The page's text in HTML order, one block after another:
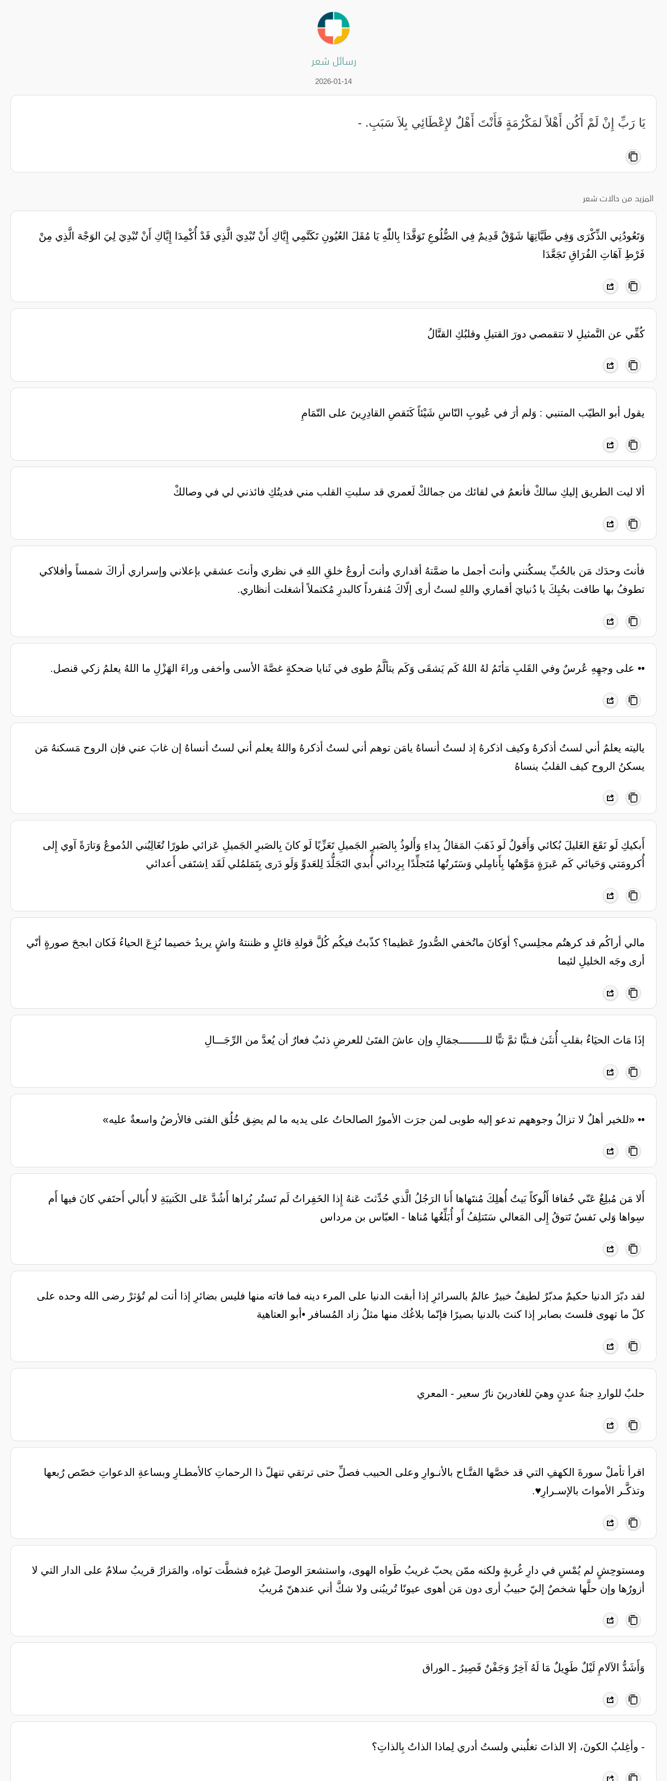
رسائل شعر
2026-01-14
‏يَا رَبِّ إِنْ لَمْ أَكُن أَهْلاً لمَكْرُمَةٍ ‏فَأَنْتَ أَهْلٌ لإِعْطَائِي بِلاَ سَبَبِ. -
المزيد من حالات شعر
وَتَعُودُنِي الذِّكْرَى وَفِي طَيَّاتِهَا شَوْقٌ قَدِيمٌ فِي الضُّلُوعِ تَوَقَّدَا بِاللّٰهِ يَا مُقَلَ العُيُونِ تَكَتَّمِي إِيَّاكِ أَنْ تُبْدِيَ الَّذِي قَدْ أُكْمِدَا إِيَّاكِ أَنْ تُبْدِيَ لِيَ الوَجْهَ الَّذِي مِنْ
فَرْطِ آهَاتِ الفُرَاقِ تَجَعَّدَا
‏كُفِّي عن التَّمثيلِ لا تتقمصي دورَ القتيلِ وقلبُكِ القتَّالُ
‏يقول أبو الطيّب المتنبي : ‏وَلم أرَ في عُيوبِ النّاسِ شَيْئاً ‏كَنَقصِ القادِرِينَ على التّمَامِ
‏ألا ليت الطريق إليكِ سالكْ فأنعمُ في لقائك من جمالكْ لَعمري قد سلبتِ القلب مني فديتُكِ فائذني لي في وصالكْ
فأنتَ وحدَك مَن بالحُبِّ يسكُنني وأنتَ أجمل ما ضمَّتهُ أقداري وأنتَ أروعُ خلقِ اللهِ في نظري وأنتَ عشقي بإعلاني وإسراري أراكَ شمساً وأفلاكي
تطوفُ بها طافت بحُبِكَ يا دُنيايَ أقماري واللهِ لستُ أرى إلّاكَ مُنفرداً كالبدرِ مُكتملاً أشغلت أنظاري.
•• على وجهِهِ عُرسٌ وفي القَلبِ مَأتَمُ لهُ اللهُ كَم يَشقَى وَكَم يتألَّمُ طوى في ثَنايا ضحكةٍ غصَّةَ الأسى وأخفى وراءَ الهَزْلِ ما اللهُ يعلمُ زكي قنصل.
ياليته يعلمُ أني لستُ أذكرهُ وكيف اذكرهُ إذ لستُ أنساهُ يامَن توهم أني لستُ أذكرهُ واللهُ يعلم أني لستُ أنساهُ إن غابَ عني فإن الروح مَسكنهُ مَن
يسكنُ الروح كيف القلبُ ينساهُ
أَبكيكِ لَو نَقَعَ الغَليلَ بُكائي وَأَقولُ لَو ذَهَبَ المَقالُ بِداءِ وَأَلوذُ بِالصَبرِ الجَميلِ تَعَزِّيًا لَو كانَ بِالصَبرِ الجَميلِ عَزائي طورًا تُغَالِبُني الدُموعُ وَتارَةً آوي إِلى
أُكرومَتي وَحَيائي كَم عَبرَةٍ مَوَّهتُها بِأَنامِلي وَسَتَرتُها مُتَجلِّدًا بِرِدائي أُبدي التَجَلُّدَ لِلعَدوِّ وَلَو دَرى بِتَمَلمُلي لَقَد اِشتَفى أَعدائي
مالي أراكُم قد كرهتُم مجلِسي؟ أوَكانَ ماتُخفي الصُّدورُ عَظيما؟ كذّبتُ فيكُم كُلَّ قولةِ قائلٍ و ظننتهُ واشٍ يريدُ خصيما نُزِعَ الحياءُ فَكان ابجحَ صورةٍ أنّي
أرى وجَه الخليلِ لئيما
إذَا مَاتَ الحيَاءُ بقلبِ أُنثَىٰ فـتبًّا ثمَّ تبًّا للـــــــــجمَالِ وإن عاشَ الفتَىٰ للعرضِ ذئبٌ فعارٌ أن يُعدَّ من الرِّجَـــالِ
•• «للخير أهلٌ لا تزالُ وجوههم تدعو إليه طوبى لمن جرَت الأمورُ الصالحاتُ على يديه ما لم يضِق خُلُق الفتى فالأرضُ واسعةٌ عليه»
أَلا مَن مُبلِغٌ عَنّي خُفافا أَلُوكاً بَيتُ أُهلِكَ مُنتَهاها أَنا الرَجُلُ الَّذي حُدِّثتَ عَنهُ إِذا الخَفِراتُ لَم تَستُر بُراها أَشُدَّ عَلى الكَتيبَةِ لا أُبالي أَحتَفي كانَ فيها أَم
سِواها وَلي نَفسٌ تَتوقُ إِلى المَعالي سَتَتلِفُ أَو أُبَلِّغُها مُناها - العبّاس بن مرداس
‏لقد دبّرَ الدنيا حكيمٌ مدبّرٌ ‏لطيفٌ خبيرٌ عالمٌ بالسرائرِ ‏إذا أبقت الدنيا على المرء دينه ‏فما فاته منها فليس بضائرِ ‏إذا أنت لم تُؤثرْ رضى الله وحده ‏على
كلّ ما تهوى فلستَ بصابر ‏إذا كنتَ بالدنيا بصيرًا فإنّما ‏بلاغُك منها مثلُ زاد المُسافر ‏•أبو العتاهية
‏حلبٌ للواردِ جنةُ عدنٍ ‏وهيَ للغادرينَ نارٌ سعير ‏- المعري
اقرأ تأملْ سورةَ الكهفِ التي قد خصَّها الفتَّـاح بالأنـوارِ وعلى الحبيب فصلِّ حتى ترتقي تنهلّ ذا الرحماتِ كالأمطـارِ وبساعةِ الدعواتِ خصّص رُبعها
وتذكَّـر الأمواتَ بالإسـرارِ♥️.
ومستوحِشٍ لم يُمْسِ في دارِ غُربةٍ ‏ولكنه ممّن يحبّ غريبُ ‏طَواه الهوى، واستشعرَ الوصلَ غيرُه ‏فشطَّت نَواه، والمَزارُ قريبُ ‏سلامٌ على الدار التي لا
أزورُها ‏وإن حلَّها شخصٌ إليّ حبيبُ ‏أرى دون مَن أهوى عيونًا تُريبُنى ‏ولا شكَّ أني عندهنّ مُريبُ
‏وَأَشَدُّ الآلامِ لَيْلٌ طَوِيلٌ مَا لَهُ آخِرٌ وَجَفْنٌ قَصِيرُ ـ الوراق
- وأغِلبُ الكونَ، إلا الذاتَ تغلُبني ولستُ أدري لِماذا الذاتُ بِالذاتِ؟